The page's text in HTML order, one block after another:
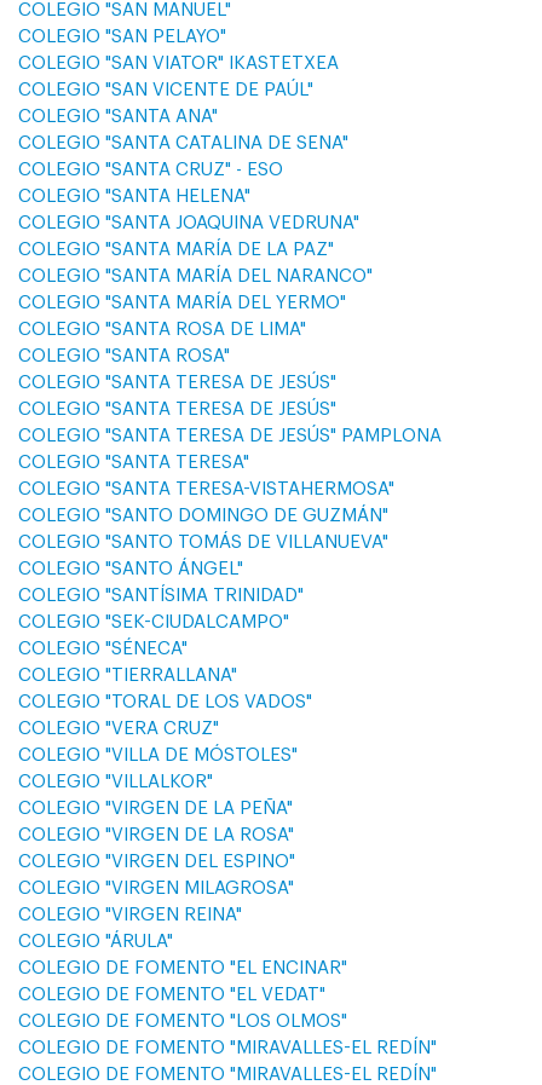
COLEGIO "SAN MANUEL"
COLEGIO "SAN PELAYO"
COLEGIO "SAN VIATOR" IKASTETXEA
COLEGIO "SAN VICENTE DE PAÚL"
COLEGIO "SANTA ANA"
COLEGIO "SANTA CATALINA DE SENA"
COLEGIO "SANTA CRUZ" - ESO
COLEGIO "SANTA HELENA"
COLEGIO "SANTA JOAQUINA VEDRUNA"
COLEGIO "SANTA MARÍA DE LA PAZ"
COLEGIO "SANTA MARÍA DEL NARANCO"
COLEGIO "SANTA MARÍA DEL YERMO"
COLEGIO "SANTA ROSA DE LIMA"
COLEGIO "SANTA ROSA"
COLEGIO "SANTA TERESA DE JESÚS"
COLEGIO "SANTA TERESA DE JESÚS"
COLEGIO "SANTA TERESA DE JESÚS" PAMPLONA
COLEGIO "SANTA TERESA"
COLEGIO "SANTA TERESA-VISTAHERMOSA"
COLEGIO "SANTO DOMINGO DE GUZMÁN"
COLEGIO "SANTO TOMÁS DE VILLANUEVA"
COLEGIO "SANTO ÁNGEL"
COLEGIO "SANTÍSIMA TRINIDAD"
COLEGIO "SEK-CIUDALCAMPO"
COLEGIO "SÉNECA"
COLEGIO "TIERRALLANA"
COLEGIO "TORAL DE LOS VADOS"
COLEGIO "VERA CRUZ"
COLEGIO "VILLA DE MÓSTOLES"
COLEGIO "VILLALKOR"
COLEGIO "VIRGEN DE LA PEÑA"
COLEGIO "VIRGEN DE LA ROSA"
COLEGIO "VIRGEN DEL ESPINO"
COLEGIO "VIRGEN MILAGROSA"
COLEGIO "VIRGEN REINA"
COLEGIO "ÁRULA"
COLEGIO DE FOMENTO "EL ENCINAR"
COLEGIO DE FOMENTO "EL VEDAT"
COLEGIO DE FOMENTO "LOS OLMOS"
COLEGIO DE FOMENTO "MIRAVALLES-EL REDÍN"
COLEGIO DE FOMENTO "MIRAVALLES-EL REDÍN"